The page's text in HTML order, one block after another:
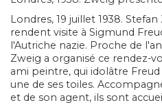
Londres, 19 juillet 1938.
rendent visite à Sigmund
l'Autriche nazie. Proche de
Zweig a organisé ce rendez-
ami peintre, qui idolâtre
une de ses toiles.
et de son agent, ils sont